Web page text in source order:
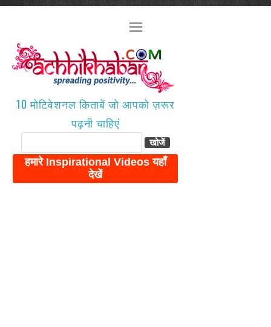
10 मोटिवेशनल किताबें जो आपको ज़रूर
पढ़नी चाहिएं